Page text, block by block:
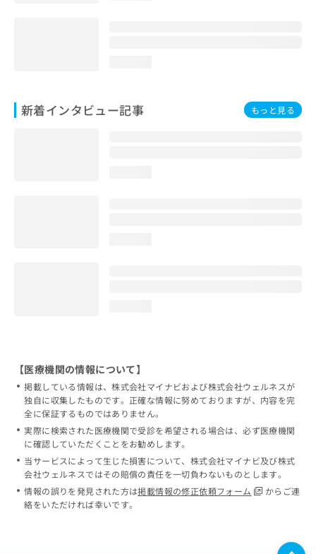
新着インタビュー記事 もっと見る
【医療機関の情報について】
掲載している情報は、株式会社マイナビおよび株式会社ウェルネスが
独自に収集したものです。正確な情報に努めておりますが、内容を完
全に保証するものではありません。
実際に検索された医療機関で受診を希望される場合は、必ず医療機関
に確認していただくことをお勧めします。
当サービスによって生じた損害について、株式会社マイナビ及び株式
会社ウェルネスではその賠償の責任を一切負わないものとします。
情報の誤りを発見された方は掲載情報の修正依頼フォーム
からご連
絡をいただければ幸いです。